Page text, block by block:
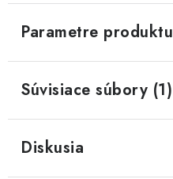
Parametre produktu
Súvisiace súbory (1)
Diskusia